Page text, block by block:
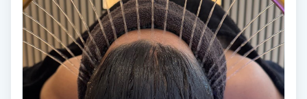
Spa
Spa manikyr & pedikyr